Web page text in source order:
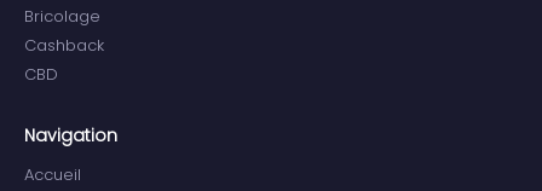
Bricolage
Cashback
CBD
Navigation
Accueil